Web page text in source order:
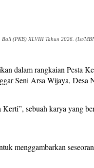
Bali (PKB) XLVIII Tahun 2026. (Ist/
dalam rangkaian Pesta
Seni Arsa Wijaya, Desa
sebuah karya yang
menggambarkan